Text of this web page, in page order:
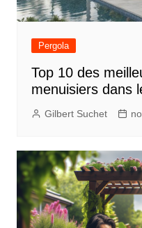
Pergola
Top 10 des
menuisiers dans
Gilbert Suchet